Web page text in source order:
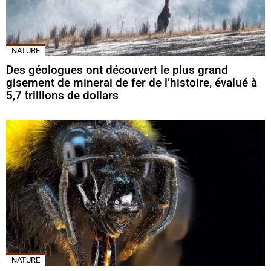
NATURE
Des géologues ont découvert le plus grand
gisement de minerai de fer de l’histoire, évalué à
5,7 trillions de dollars
NATURE